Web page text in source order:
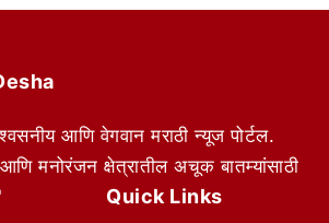
आणि वेगवान मराठी न्यूज पोर्टल.
मनोरंजन क्षेत्रातील अचूक बातम्यांसाठी
Quick Links